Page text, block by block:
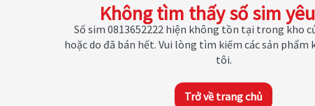
Không tìm thấy số sim
Số sim 0813652222 hiện không tồn tại trong kho
hoặc do đã bán hết. Vui lòng tìm kiếm các sản phẩm
tôi.
Trở về trang chủ